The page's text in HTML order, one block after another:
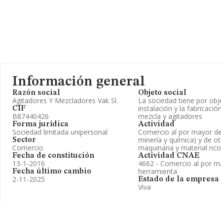
Información general
Razón social
Agitadores Y Mezcladores Vak Sl.
CIF
B87440426
Forma jurídica
Sociedad limitada unipersonal
Sector
Comercio
Fecha de constitución
13-1-2016
Fecha último cambio
2-11-2025
Objeto social
La sociedad tiene por
instalación y la
mezcla y agitadores
Actividad
Comercio al por mayor
minería y química) y de
maquinaria y material
Actividad CNAE
4662 - Comercio al por
herramienta
Estado de la empresa
Viva